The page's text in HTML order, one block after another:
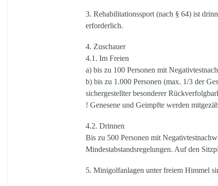
3. Rehabilitationssport (nach § 64) ist
erforderlich.
4. Zuschauer
4.1. Im Freien
a) bis zu 100 Personen mit
b) bis zu 1.000 Personen (max. 1/3 der
sichergestellter besonderer
! Genesene und Geimpfte werden
4.2. Drinnen
Bis zu 500 Personen mit
Mindestabstandsregelungen. Auf den
5. Minigolfanlagen unter freiem Himmel